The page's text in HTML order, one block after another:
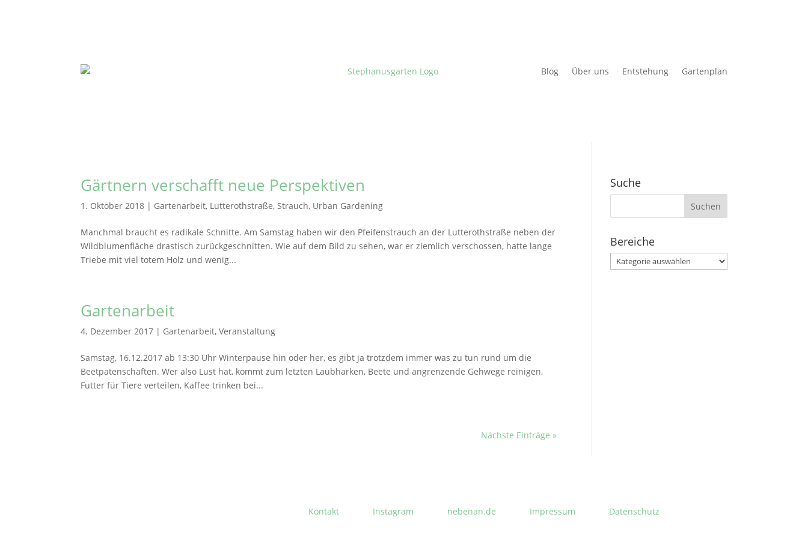
Blog Über uns Entstehung Gartenplan
Gärtnern verschafft neue Perspektiven
1. Oktober 2018 | Gartenarbeit, Lutterothstraße,Strauch, Urban Gardening
Manchmal braucht es radikale Schnitte. Am Samstag haben wir den Pfeifenstrauch an der Lutterothstraße neben der
Wildblumenfläche drastisch zurückgeschnitten. Wie auf dem Bild zu sehen, war er ziemlich verschossen, hatte lange
Triebe mit viel totem Holz und wenig...
Gartenarbeit
4. Dezember 2017 | Gartenarbeit,Veranstaltung
Samstag, 16.12.2017 ab 13:30 Uhr Winterpause hin oder her, es gibt ja trotzdem immer was zu tun rund um die
Beetpatenschaften. Wer also Lust hat, kommt zum letzten Laubharken, Beete und angrenzende Gehwege reinigen,
Futter für Tiere verteilen, Kaffee trinken bei...
Nächste Einträge »
Suche
Suchen
Bereiche
Bereiche
Kontakt Instagram nebenan.de Impressum Datenschutz